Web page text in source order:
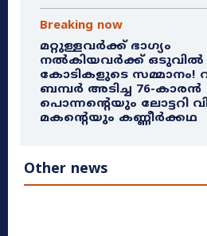
Breaking now
മറ്റുള്ളവർക്ക് ഭാഗ്യം
നൽകിയവർക്ക് ഒടുവിൽ
കോടികളുടെ സമ്മാനം!
ബമ്പർ അടിച്ച 76-കാരൻ
പൊന്നന്റെയും ലോട്ടറി
മകന്റെയും കണ്ണീർക്കഥ
Other news